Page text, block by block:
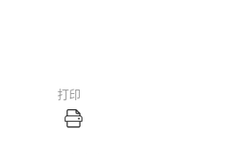
打印